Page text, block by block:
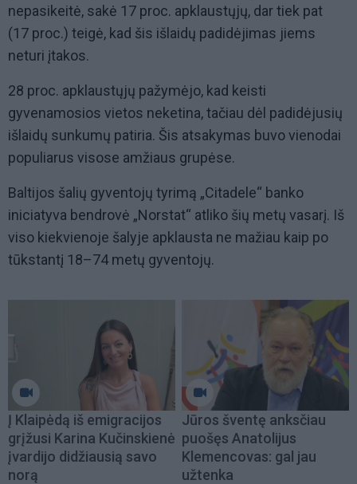
nepasikeitė, sakė 17 proc. apklaustųjų, dar tiek pat
(17 proc.) teigė, kad šis išlaidų padidėjimas jiems
neturi įtakos.
28 proc. apklaustųjų pažymėjo, kad keisti
gyvenamosios vietos neketina, tačiau dėl padidėjusių
išlaidų sunkumų patiria. Šis atsakymas buvo vienodai
populiarus visose amžiaus grupėse.
Baltijos šalių gyventojų tyrimą „Citadele“ banko
iniciatyva bendrovė „Norstat“ atliko šių metų vasarį. Iš
viso kiekvienoje šalyje apklausta ne mažiau kaip po
tūkstantį 18–74 metų gyventojų.
Į Klaipėdą iš emigracijos
grįžusi Karina Kučinskienė
įvardijo didžiausią savo
norą
Jūros šventę anksčiau
puošęs Anatolijus
Klemencovas: gal jau
užtenka